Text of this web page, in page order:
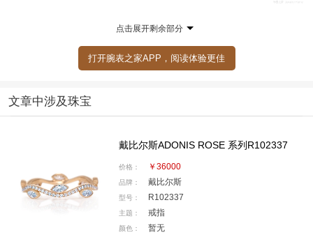
Dewdrop钻石戒指与Dewdrop钻石手镯
点击展开剩余部分
打开腕表之家APP，阅读体验更佳
文章中涉及珠宝
戴比尔斯ADONIS ROSE 系列R102337
价格： ￥36000
品牌： 戴比尔斯
型号： R102337
主题： 戒指
颜色： 暂无